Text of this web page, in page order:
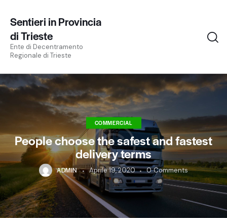
Sentieri in Provincia
di Trieste
Ente di Decentramento
Regionale di Trieste
COMMERCIAL
People choose the safest and fastest
delivery terms
ADMIN Aprile 19, 2020 0 Comments